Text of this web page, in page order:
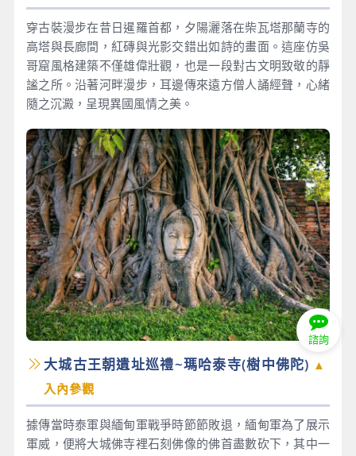
穿古裝漫步在昔日暹羅首都，夕陽灑落在柴瓦塔那蘭寺的
高塔與長廊間，紅磚與光影交錯出如詩的畫面。這座仿吳
哥窟風格建築不僅雄偉壯觀，也是一段對古文明致敬的靜
謐之所。沿著河畔漫步，耳邊傳來遠方僧人誦經聲，心緒
隨之沉澱，呈現異國風情之美。
大城古王朝遺址巡禮~瑪哈泰寺(樹中佛陀) ▲
入內參觀
據傳當時泰軍與緬甸軍戰爭時節節敗退，緬甸軍為了展示
軍威，便將大城佛寺裡石刻佛像的佛首盡數砍下，其中一
諮詢